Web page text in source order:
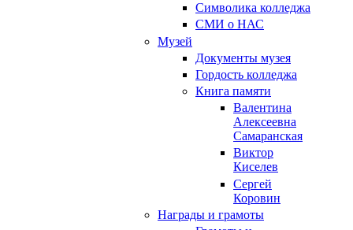
Символика колледжа
СМИ о НАС
Музей
Документы музея
Гордость колледжа
Книга памяти
Валентина
Алексеевна
Самаранская
Виктор
Киселев
Сергей
Коровин
Награды и грамоты